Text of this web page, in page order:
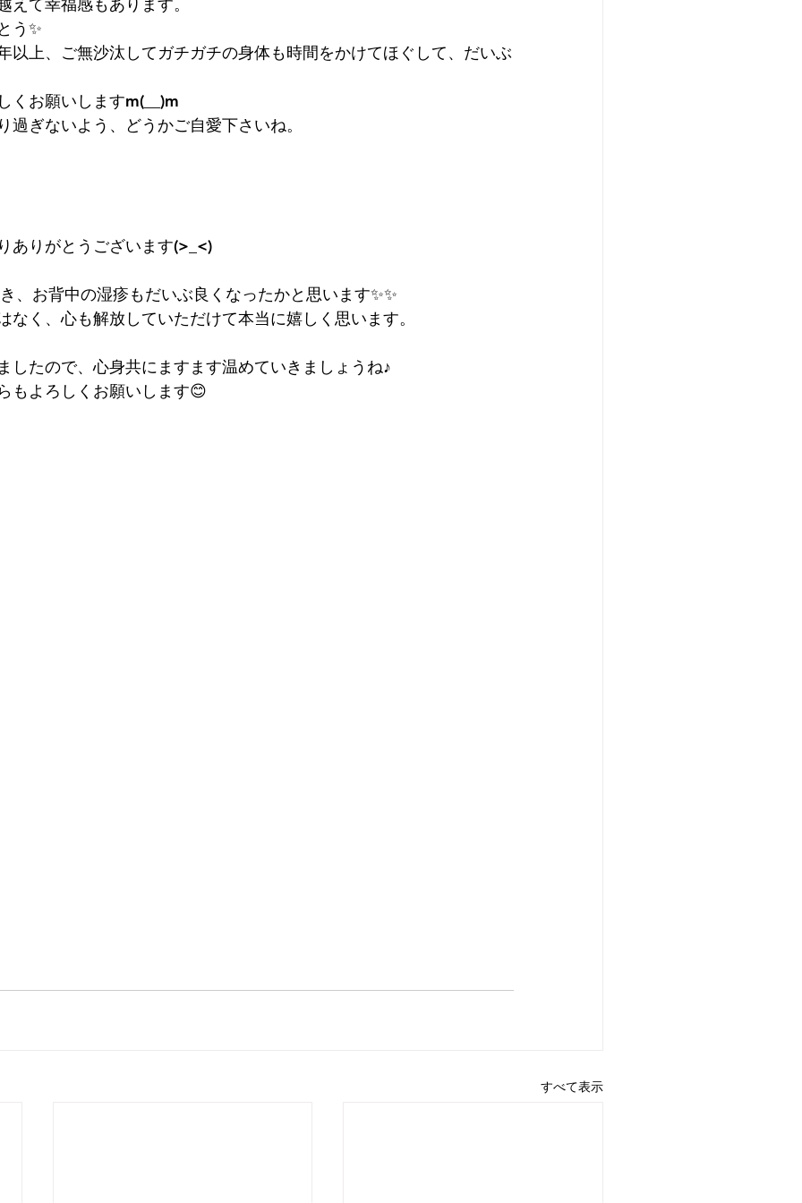
ゴリー 無題のカテゴリー
う✨
以上、ご無沙汰してガチガチの身体も時間をかけてほぐして、だいぶ
くお願いしますm(__)m
過ぎないよう、どうかご自愛下さいね。
ありがとうございます(>_<)
、お背中の湿疹もだいぶ良くなったかと思います✨✨
なく、心も解放していただけて本当に嬉しく思います。
したので、心身共にますます温めていきましょうね♪
もよろしくお願いします😊
すべて表示